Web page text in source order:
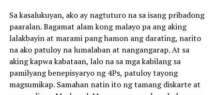
Sa kasalukuyan, ako ay nagtuturo na sa isang pribadong
paaralan. Bagamat alam kong malayo pa ang aking
lalakbayin at marami pang hamon ang darating, narito
na ako patuloy na lumalaban at nangangarap. At sa
aking kapwa kabataan, lalo na sa mga kabilang sa
pamilyang benepisyaryo ng 4Ps, patuloy tayong
magsumikap. Samahan natin ito ng tamang diskarte at